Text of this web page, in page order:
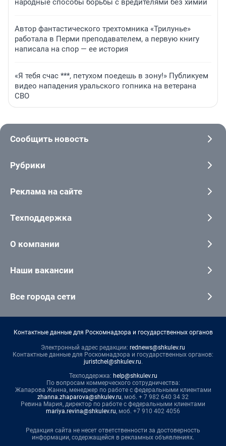
народные способы борьбы с вредителями без химии
Автор фантастического трехтомника «Трилунье»
работала в Перми преподавателем, а первую книгу
написала на спор — ее история
«Я тебя счас ***, петухом поедешь в зону!» Публикуем
видео нападения уральского гопника на ветерана
СВО
Сообщить новость
Рубрики
Реклама на сайте
Техподдержка
О компании
Наши вакансии
Все города сети
Контактные данные для Роскомнадзора и государственных органов
Электронный адрес редакции: rednews@shkulev.ru
Контактные данные для Роскомнадзора и государственных органов:
juristchel@shkulev.ru.
Техподдержка: help@shkulev.ru
По вопросам коммерческого сотрудничества:
Жапарова Жанна, менеджер по работе с федеральными клиентами
zhanna.zhaparova@shkulev.ru, моб. + 7 982 640 34 32
Ревина Мария, директор по работе с федеральными клиентами
mariya.revina@shkulev.ru, моб. +7 910 402 4056
Редакция сайта не несет ответственности за достоверность
информации, содержащейся в рекламных объявлениях.